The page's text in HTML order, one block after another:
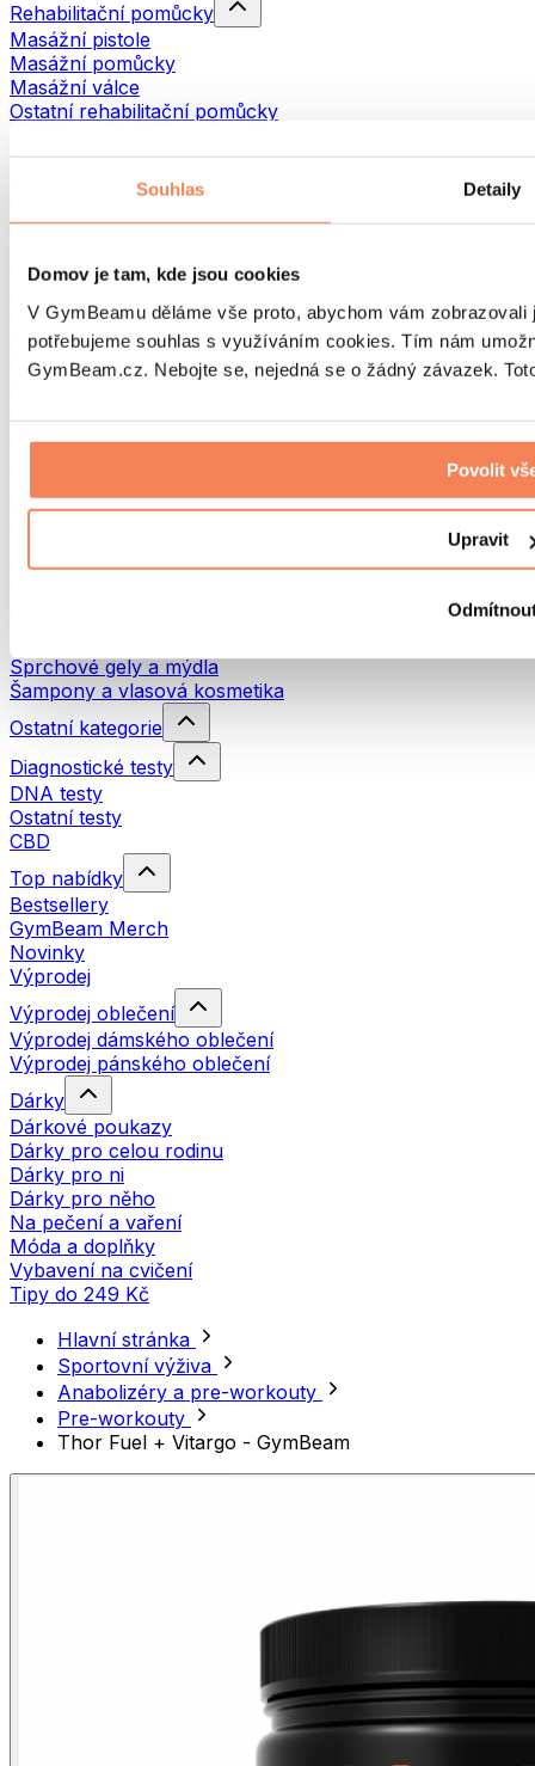
Souhlas Detaily
Domov je tam, kde jsou cookies
V GymBeamu děláme vše proto, abychom vám
potřebujeme souhlas s využíváním cookies. Tím nám
GymBeam.cz. Nebojte se, nejedná se o žádný závazek.
Povolit
Upravit
Rehabilitační pomůcky
Masážní pistole
Masážní pomůcky
Masážní válce
Ostatní rehabilitační pomůcky
Batohy
Běh
Bojové sporty
Cyklistika
Jóga a pilates
Otužování
Turistika
Red Light Therapy
Vodní filtry a konvice
Sprchové gely a mýdla
Šampony a vlasová kosmetika
Ostatní kategorie
Diagnostické testy
DNA testy
Ostatní testy
CBD
Top nabídky
Bestsellery
GymBeam Merch
Novinky
Výprodej
Výprodej oblečení
Výprodej dámského oblečení
Výprodej pánského oblečení
Dárky
Dárkové poukazy
Dárky pro celou rodinu
Dárky pro ni
Dárky pro něho
Na pečení a vaření
Móda a doplňky
Vybavení na cvičení
Tipy do 249 Kč
Hlavní stránka
Sportovní výživa
Anabolizéry a pre-workouty
Pre-workouty
Thor Fuel + Vitargo - GymBeam